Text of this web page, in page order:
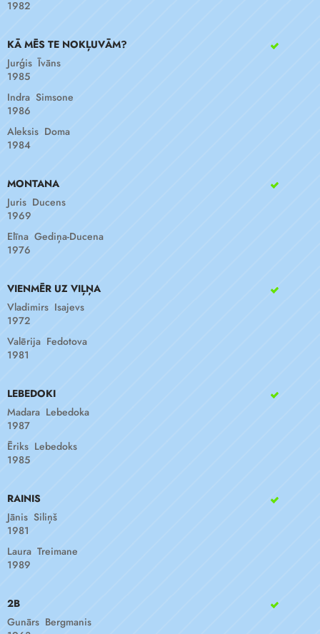
1982
KĀ MĒS TE NOKĻUVĀM?
Jurģis Īvāns
1985
Indra Simsone
1986
Aleksis Doma
1984
MONTANA
Juris Ducens
1969
Elīna Gediņa-Ducena
1976
VIENMĒR UZ VIĻŅA
Vladimirs Isajevs
1972
Valērija Fedotova
1981
LEBEDOKI
Madara Lebedoka
1987
Ēriks Lebedoks
1985
RAINIS
Jānis Siliņš
1981
Laura Treimane
1989
2B
Gunārs Bergmanis